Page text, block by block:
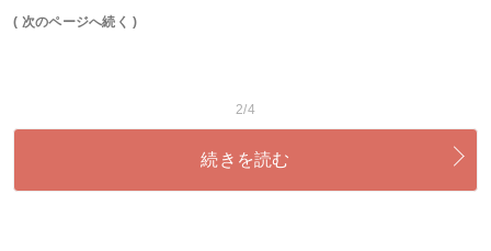
( 次のページへ続く )
2/4
続きを読む